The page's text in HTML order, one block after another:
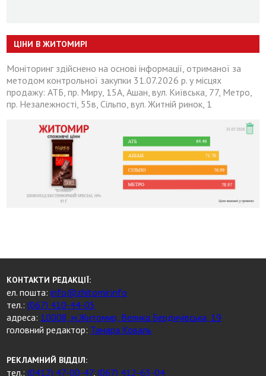
ЦІНИ В ЖИТОМИРІ
Моніторинг здійснено на основі інформації, отриманої за
методом контрольної закупки 31.07.2026 р. у місцях
продажу: АТБ, пр. Миру, 15А, Ашан, вул. Київська, 77, Метро,
пр. Незалежності, 55в, Сільпо, вул. Житній ринок, 1
КОНТАКТИ РЕДАКЦІЇ:
ел. пошта:info@zhitomir.info
тел.:(067) 410-44-05
адреса: 10008, м.Житомир, Велика Бердичівська, 19
головний редактор: Тамара Коваль
РЕКЛАМНИЙ ВІДДІЛ:
тел.:(0412) 47-00-47,(067) 412-63-04